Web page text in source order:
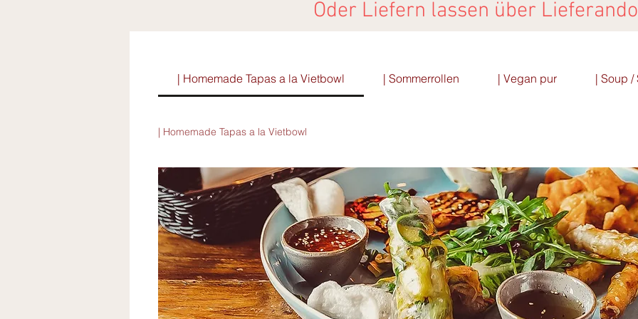
Oder Liefern lassen über
| Homemade Tapas a la Vietbowl | Sommerrollen | Vegan pur | Soup /
| Homemade Tapas a la Vietbowl